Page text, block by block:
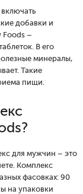
добавки и
Foods –
В его
минералы,
Такие
пищи.
для мужчин – это
Комплекс
фасовках: 90
на упаковки